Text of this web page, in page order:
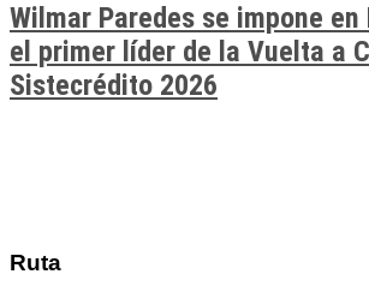
Wilmar Paredes se impone
el primer líder de la Vuelta a
Sistecrédito 2026
Ruta